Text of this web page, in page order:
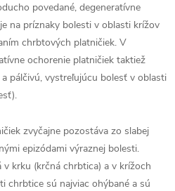
povedané, degeneratívne
na príznaky bolesti v oblasti krížov
chrbtových platničiek. V
ochorenie platničiek taktiež
pálčivú, vystreľujúcu bolesť v oblasti
zvyčajne pozostáva zo slabej
epizódami výraznej bolesti.
v krku (krčná chrbtica) a v krížoch
chrbtice sú najviac ohýbané a sú